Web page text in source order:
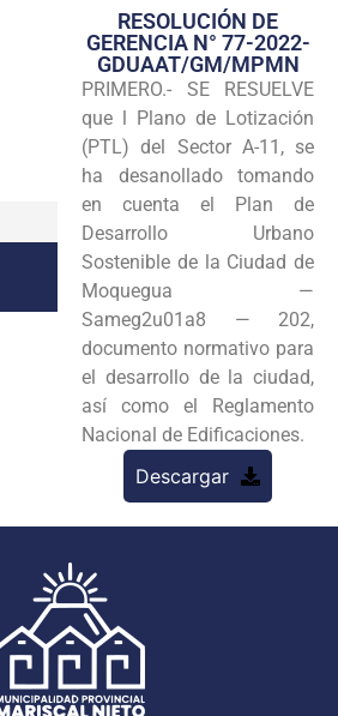
Transparencia
Seguridad
Programas
Intranet
RESOLUCIÓN DE
GERENCIA N° 77-2022-
GDUAAT/GM/MPMN
PRIMERO.- SE RESUELVE
que l Plano de Lotización
(PTL) del Sector A-11, se
ha desanollado tomando
en cuenta el Plan de
Desarrollo Urbano
Sostenible de la Ciudad de
Moquegua —
Sameg2u01a8 — 202,
documento normativo para
el desarrollo de la ciudad,
así como el Reglamento
Nacional de Edificaciones.
Descargar